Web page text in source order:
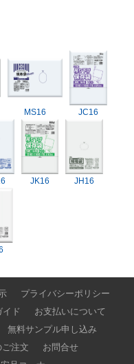
MS16 JC16
JK16 JH16
プライバシーポリシー
イド
お支払いについて
無料サンプル申し込み
注文
お問合せ